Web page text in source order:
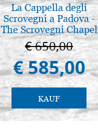
La Cappella degli
Scrovegni a Padova -
The Scrovegni Chapel
in Padua
€ 650,00
€ 585,00
KAUF